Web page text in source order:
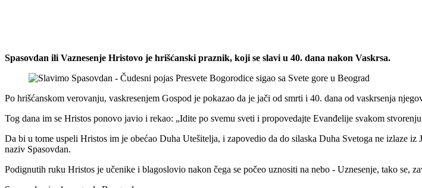
Spasovdan ili Vaznesenje Hristovo je hrišćanski praznik, koji se slavi u 40. dana nakon Vaskrsa.
Po hrišćanskom verovanju, vaskresenjem Gospod je pokazao da je jači od smrti i 40. dana od vaskrsenja
Tog dana im se Hristos ponovo javio i rekao: „Idite po svemu sveti i propovedajte Evanđelije svakom
Da bi u tome uspeli Hristos im je obećao Duha Utešitelja, i zapovedio da do silaska Duha Svetoga ne izlaze
naziv Spasovdan.
Podignutih ruku Hristos je učenike i blagoslovio nakon čega se počeo uznositi na nebo - Uznesenje, tako se,